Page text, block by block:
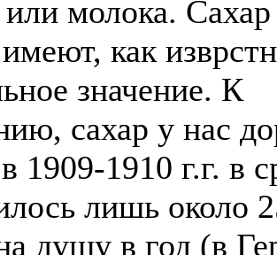
молока.
как
значение. К
сахар у нас
1909-1910 г.г. в
лишь около
душу в год (в